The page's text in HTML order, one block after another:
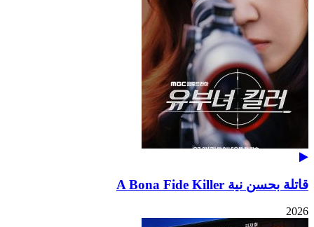
قاتلة بحسن نية A Bona Fide Killer
2026